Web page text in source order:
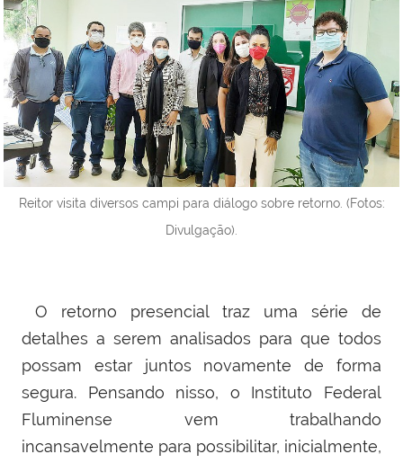
Reitor visita diversos campi para diálogo sobre retorno. (Fotos:
Divulgação).
O retorno presencial traz uma série de
detalhes a serem analisados para que todos
possam estar juntos novamente de forma
segura. Pensando nisso, o Instituto Federal
Fluminense vem trabalhando
incansavelmente para possibilitar, inicialmente,